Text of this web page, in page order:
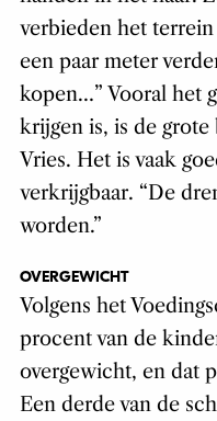
verbieden het terrein
een paar meter
kopen…” Vooral het
krijgen is, is de grote
Vries. Het is vaak
verkrijgbaar. “De
worden.”
OVERGEWICHT
Volgens het
procent van de
overgewicht, en dat
Een derde van de